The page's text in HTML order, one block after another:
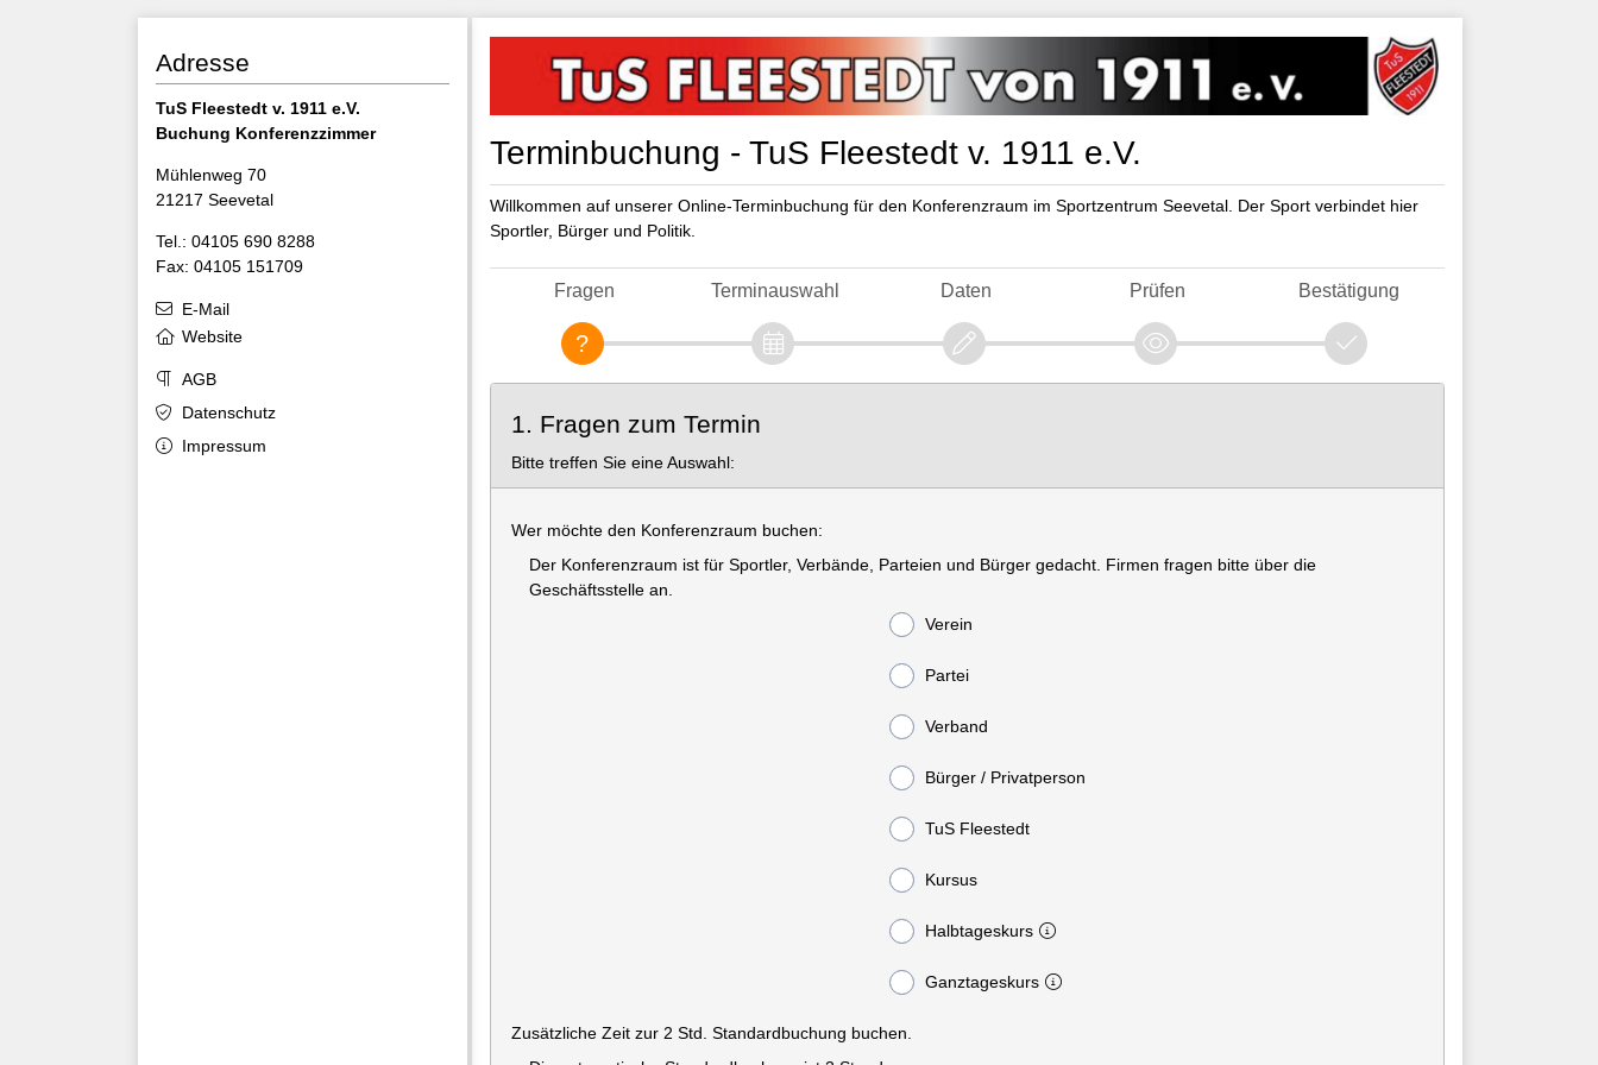
Terminbuchung - TuS Fleestedt v. 1911 e.V.
Willkommen auf unserer Online-Terminbuchung für den Konferenzraum im Sportzentrum Seevetal. Der Sport verbindet hier
Sportler, Bürger und Politik.
Fragen Terminauswahl Daten Prüfen Bestätigung
1. Fragen zum Termin
Bitte treffen Sie eine Auswahl:
Wer möchte den Konferenzraum buchen:
Der Konferenzraum ist für Sportler, Verbände, Parteien und Bürger gedacht. Firmen fragen bitte über die
Geschäftsstelle an.
Verein
Partei
Verband
Bürger / Privatperson
TuS Fleestedt
Kursus
Halbtageskurs
Ganztageskurs
Zusätzliche Zeit zur 2 Std. Standardbuchung buchen.
Adresse
TuS Fleestedt v. 1911 e.V.
Buchung Konferenzzimmer
Mühlenweg 70
21217 Seevetal
Tel.: 04105 690 8288
Fax: 04105 151709
E-Mail
Website
AGB
Datenschutz
Impressum